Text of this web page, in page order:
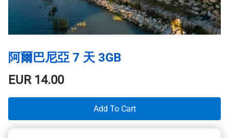
阿爾巴尼亞 7 天 3GB
EUR14.00
Add To Cart